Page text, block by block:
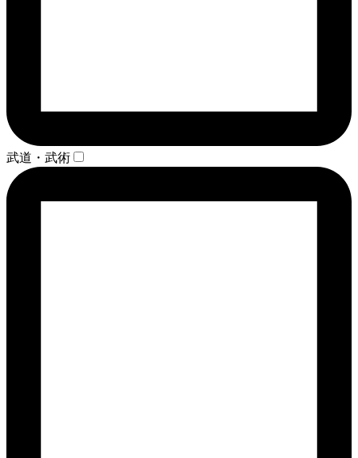
武道・武術